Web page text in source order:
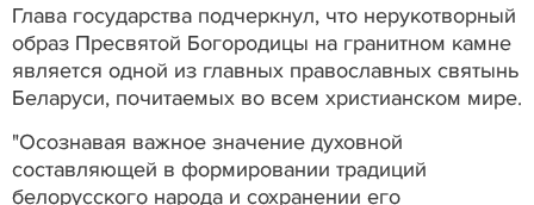
Глава государства подчеркнул, что нерукотворный
образ Пресвятой Богородицы на гранитном камне
является одной из главных православных святынь
Беларуси, почитаемых во всем христианском мире.
"Осознавая важное значение духовной
составляющей в формировании традиций
белорусского народа и сохранении его